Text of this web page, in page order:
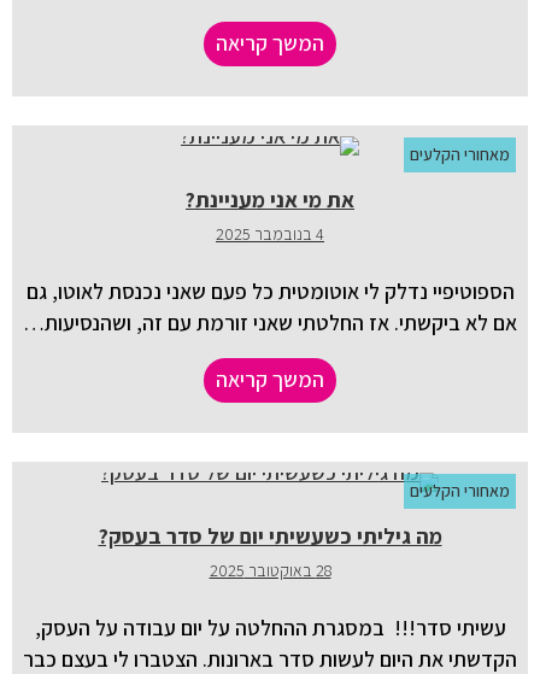
המשך קריאה
מאחורי הקלעים
את מי אני מעניינת?
הספוטיפיי נדלק לי אוטומטית כל פעם שאני נכנסת לאוטו, גם
אם לא ביקשתי. אז החלטתי שאני זורמת עם זה, ושהנסיעות…
המשך קריאה
מאחורי הקלעים
מה גיליתי כשעשיתי יום של סדר בעסק?
28 באוקטובר 2025
עשיתי סדר!!! במסגרת ההחלטה על יום עבודה על העסק,
הקדשתי את היום לעשות סדר בארונות. הצטברו לי בעצם כבר